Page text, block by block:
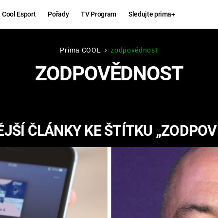
Cool Esport Pořady TV Program Sledujte prima+
Hry
KINGDOM
COME:
DELIVERANCE
ESPORT
Zábava
CHUCK
NORRIS
Prima COOL zodpovědnost
ZODPOVĚDNOST
ČLÁNKY KE ŠTÍTKU